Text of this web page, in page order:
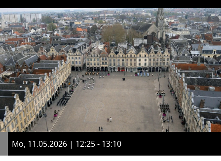
Mo, 11.05.2026 | 12:25 - 13:10